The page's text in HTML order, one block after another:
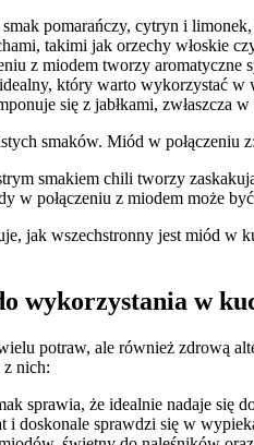
pomarańczy, cytryn​ i
takimi jak orzechy włoskie
z​ miodem tworzy
który warto wykorzystać w
‍się ⁤z jabłkami, zwłaszcza
smaków. Miód w połączeniu⁤ z:
smakiem chili tworzy
w połączeniu z ‌miodem może
jak wszechstronny jest⁢ miód w
⁣wykorzystania ‌w
potraw, ale ⁣również zdrową
z nich:
sprawia, że idealnie ​nadaje się
​i doskonale sprawdzi się ‍w